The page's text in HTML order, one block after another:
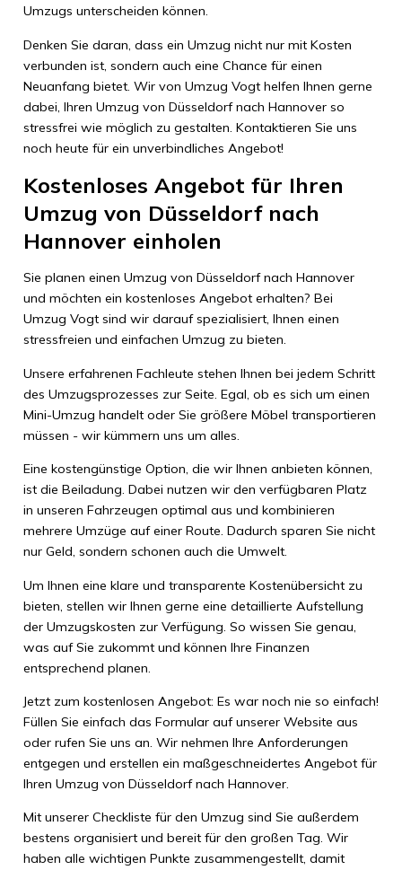
Umzugs unterscheiden können.
Denken Sie daran, dass ein Umzug nicht nur mit Kosten
verbunden ist, sondern auch eine Chance für einen
Neuanfang bietet. Wir von Umzug Vogt helfen Ihnen gerne
dabei, Ihren Umzug von Düsseldorf nach Hannover so
stressfrei wie möglich zu gestalten. Kontaktieren Sie uns
noch heute für ein unverbindliches Angebot!
Kostenloses Angebot für Ihren
Umzug von Düsseldorf nach
Hannover einholen
Sie planen einen Umzug von Düsseldorf nach Hannover
und möchten ein kostenloses Angebot erhalten? Bei
Umzug Vogt sind wir darauf spezialisiert, Ihnen einen
stressfreien und einfachen Umzug zu bieten.
Unsere erfahrenen Fachleute stehen Ihnen bei jedem Schritt
des Umzugsprozesses zur Seite. Egal, ob es sich um einen
Mini-Umzug handelt oder Sie größere Möbel transportieren
müssen - wir kümmern uns um alles.
Eine kostengünstige Option, die wir Ihnen anbieten können,
ist die Beiladung. Dabei nutzen wir den verfügbaren Platz
in unseren Fahrzeugen optimal aus und kombinieren
mehrere Umzüge auf einer Route. Dadurch sparen Sie nicht
nur Geld, sondern schonen auch die Umwelt.
Um Ihnen eine klare und transparente Kostenübersicht zu
bieten, stellen wir Ihnen gerne eine detaillierte Aufstellung
der Umzugskosten zur Verfügung. So wissen Sie genau,
was auf Sie zukommt und können Ihre Finanzen
entsprechend planen.
Jetzt zum kostenlosen Angebot: Es war noch nie so einfach!
Füllen Sie einfach das Formular auf unserer Website aus
oder rufen Sie uns an. Wir nehmen Ihre Anforderungen
entgegen und erstellen ein maßgeschneidertes Angebot für
Ihren Umzug von Düsseldorf nach Hannover.
Mit unserer Checkliste für den Umzug sind Sie außerdem
bestens organisiert und bereit für den großen Tag. Wir
haben alle wichtigen Punkte zusammengestellt, damit